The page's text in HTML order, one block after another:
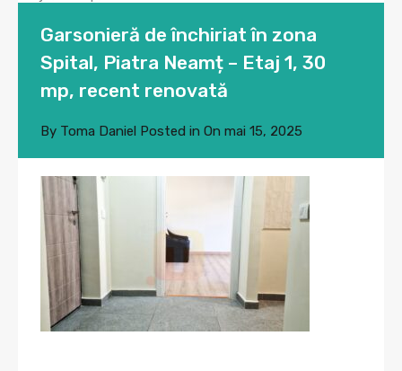
Garsonieră de închiriat în zona
Spital, Piatra Neamț – Etaj 1, 30
mp, recent renovată
By Toma Daniel Posted in On mai 15, 2025